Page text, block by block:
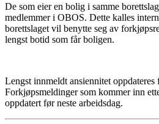
De som eier en bolig i samme
medlemmer i OBOS. Dette kalles
borettslaget vil benytte seg av
lengst botid som får boligen.
Lengst innmeldt ansiennitet oppdateres
Forkjøpsmeldinger som kommer inn
oppdatert før neste arbeidsdag.